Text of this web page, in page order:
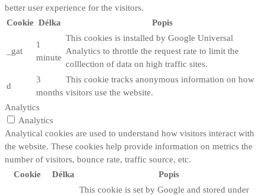
better user experience for the visitors.
Cookie Délka Popis
_gat
1
minute
This cookies is installed by Google Universal
Analytics to throttle the request rate to limit the
colllection of data on high traffic sites.
d
3
months
This cookie tracks anonymous information on how
visitors use the website.
Analytics
Analytics
Analytical cookies are used to understand how visitors interact with
the website. These cookies help provide information on metrics the
number of visitors, bounce rate, traffic source, etc.
Cookie
Délka Popis
This cookie is set by Google and stored under